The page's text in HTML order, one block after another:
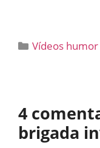
Categorías
Vídeos humor
4
brigada